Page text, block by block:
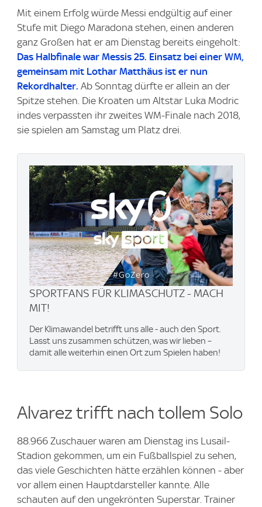
Mit einem Erfolg würde Messi endgültig auf einer
Stufe mit Diego Maradona stehen, einen anderen
ganz Großen hat er am Dienstag bereits eingeholt:
Das Halbfinale war Messis 25. Einsatz bei einer WM,
gemeinsam mit Lothar Matthäus ist er nun
Rekordhalter. Ab Sonntag dürfte er allein an der
Spitze stehen. Die Kroaten um Altstar Luka Modric
indes verpassten ihr zweites WM-Finale nach 2018,
sie spielen am Samstag um Platz drei.
SPORTFANS FÜR KLIMASCHUTZ - MACH
MIT!
Der Klimawandel betrifft uns alle - auch den Sport.
Lasst uns zusammen schützen, was wir lieben –
damit alle weiterhin einen Ort zum Spielen haben!
Alvarez trifft nach tollem Solo
88.966 Zuschauer waren am Dienstag ins Lusail-
Stadion gekommen, um ein Fußballspiel zu sehen,
das viele Geschichten hätte erzählen können - aber
vor allem einen Hauptdarsteller kannte. Alle
schauten auf den ungekrönten Superstar. Trainer